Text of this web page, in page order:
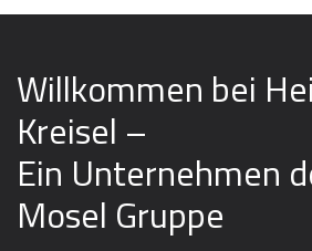
Willkommen bei
Kreisel –
Ein Unternehmen
Mosel Gruppe